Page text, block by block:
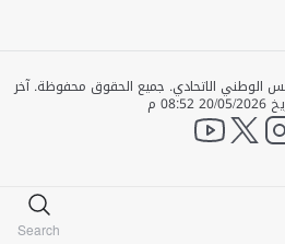
الوطني الاتحادي. جميع الحقوق محفوظة.آخر
20/05/2026 08:52 م
instagram
twitter
YouTube
Search